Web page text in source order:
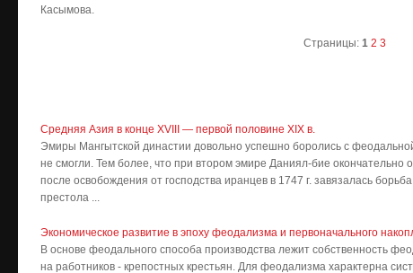
Касымова.
Страницы: 1 2 3
Средняя Азия в конце XVIII — первой половине XIX в.
Эмиры Мангытской династии довольно успешно боролись с
не смогли. Тем более, что при втором эмире Даниял-бие окончательно
после освобождения от господства иранцев в 1747 г. завязалась
престола ...
Экономическое развитие в эпоху феодализма и первоначального
В основе феодального способа производства лежит собственность
на работников - крепостных крестьян. Для феодализма характерна